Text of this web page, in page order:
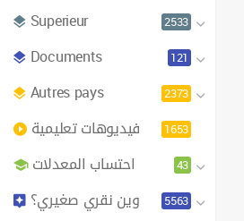
Superieur 2533
Documents 121
Autres pays 2373
فيديوهات تعليمية 1653
احتساب المعدلات 43
وين نقري صغيري؟ 5563